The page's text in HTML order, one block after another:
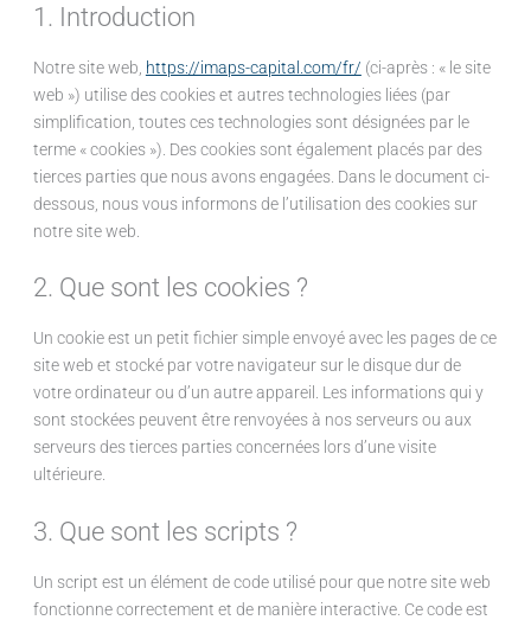
1. Introduction
Notre site web, https://imaps-capital.com/fr/ (ci-après : « le site
web ») utilise des cookies et autres technologies liées (par
simplification, toutes ces technologies sont désignées par le
terme « cookies »). Des cookies sont également placés par des
tierces parties que nous avons engagées. Dans le document ci-
dessous, nous vous informons de l’utilisation des cookies sur
notre site web.
2. Que sont les cookies ?
Un cookie est un petit fichier simple envoyé avec les pages de ce
site web et stocké par votre navigateur sur le disque dur de
votre ordinateur ou d’un autre appareil. Les informations qui y
sont stockées peuvent être renvoyées à nos serveurs ou aux
serveurs des tierces parties concernées lors d’une visite
ultérieure.
3. Que sont les scripts ?
Un script est un élément de code utilisé pour que notre site web
fonctionne correctement et de manière interactive. Ce code est